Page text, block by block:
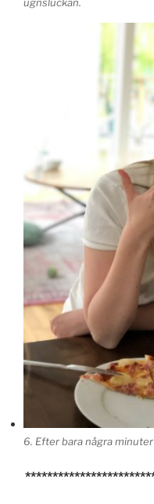
6. Efter bara några